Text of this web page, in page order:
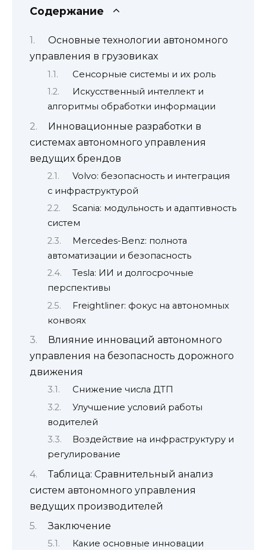
Содержание
Основные технологии автономного
управления в грузовиках
Сенсорные системы и их роль
Искусственный интеллект и
алгоритмы обработки информации
Инновационные разработки в
системах автономного управления
ведущих брендов
Volvo: безопасность и интеграция
с инфраструктурой
Scania: модульность и адаптивность
систем
Mercedes-Benz: полнота
автоматизации и безопасность
Tesla: ИИ и долгосрочные
перспективы
Freightliner: фокус на автономных
конвоях
Влияние инноваций автономного
управления на безопасность дорожного
движения
Снижение числа ДТП
Улучшение условий работы
водителей
Воздействие на инфраструктуру и
регулирование
Таблица: Сравнительный анализ
систем автономного управления
ведущих производителей
Заключение
Какие основные инновации